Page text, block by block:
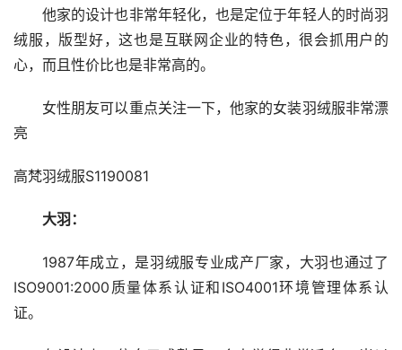
他家的设计也非常年轻化，也是定位于年轻人的时尚羽
绒服，版型好，这也是互联网企业的特色，很会抓用户的
心，而且性价比也是非常高的。
女性朋友可以重点关注一下，他家的女装羽绒服非常漂
亮
高梵羽绒服S1190081
大羽：
1987年成立，是羽绒服专业成产厂家，大羽也通过了
ISO9001:2000质量体系认证和ISO4001环境管理体系认
证。